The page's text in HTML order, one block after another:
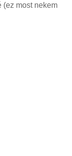
(ez most nekem